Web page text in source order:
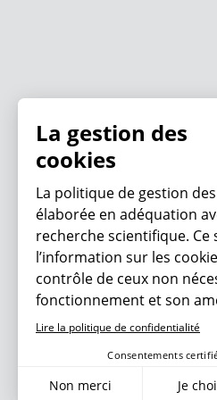
La gestion des
cookies
La politique de gestion
élaborée en adéquation
recherche scientifique. Ce
l’information sur les
contrôle de ceux non
fonctionnement et son
Lire la politique de confidentialité
Consentements
Non merci Je